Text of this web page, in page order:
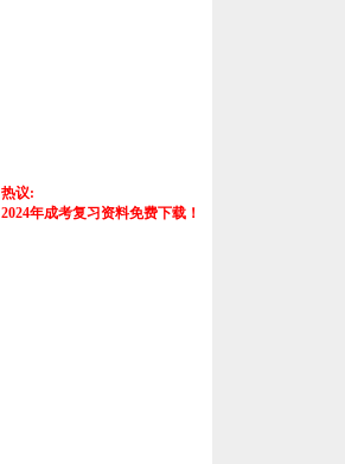
热议:
2024年成考复习资料免费下载！